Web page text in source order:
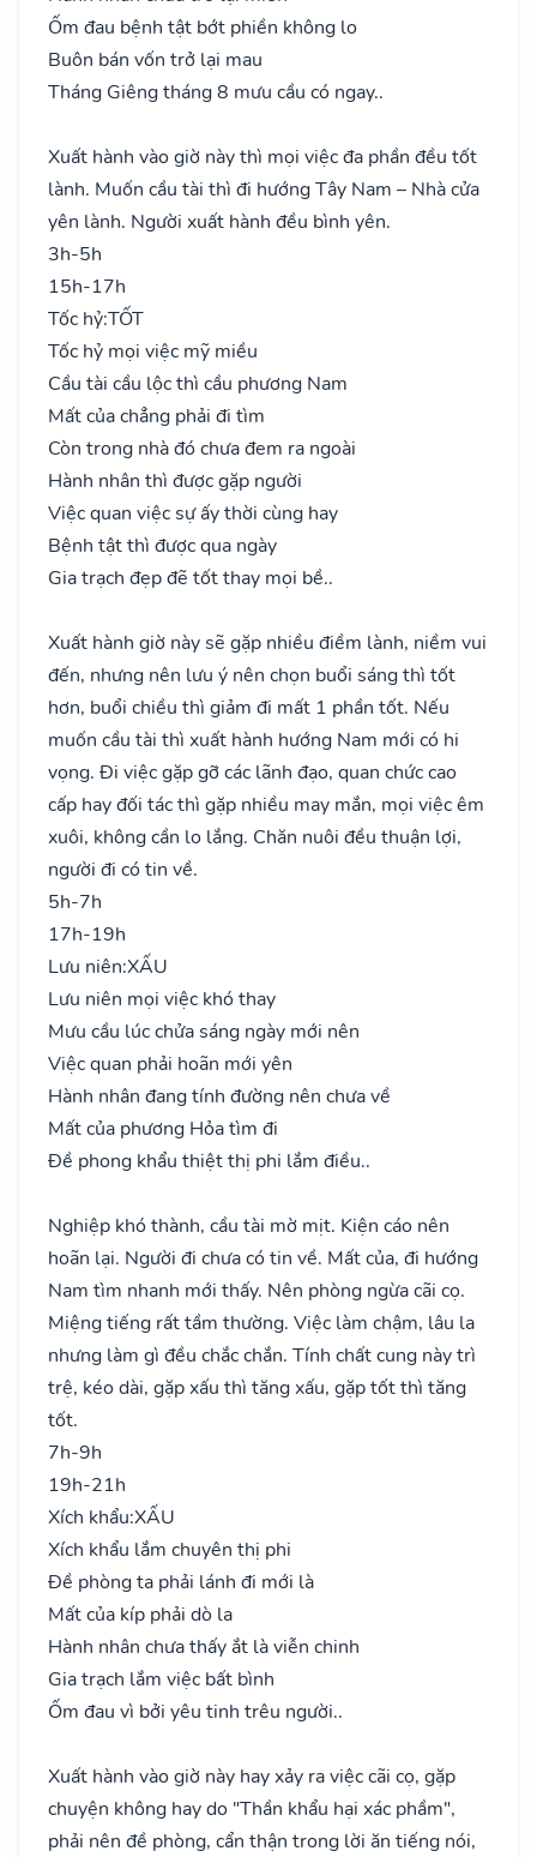
Ốm đau bệnh tật bớt phiền không lo
Buôn bán vốn trở lại mau
Tháng Giêng tháng 8 mưu cầu có ngay..
Xuất hành vào giờ này thì mọi việc đa phần đều tốt
lành. Muốn cầu tài thì đi hướng Tây Nam – Nhà cửa
yên lành. Người xuất hành đều bình yên.
3h-5h
15h-17h
Tốc hỷ:TỐT
Tốc hỷ mọi việc mỹ miều
Cầu tài cầu lộc thì cầu phương Nam
Mất của chẳng phải đi tìm
Còn trong nhà đó chưa đem ra ngoài
Hành nhân thì được gặp người
Việc quan việc sự ấy thời cùng hay
Bệnh tật thì được qua ngày
Gia trạch đẹp đẽ tốt thay mọi bề..
Xuất hành giờ này sẽ gặp nhiều điềm lành, niềm vui
đến, nhưng nên lưu ý nên chọn buổi sáng thì tốt
hơn, buổi chiều thì giảm đi mất 1 phần tốt. Nếu
muốn cầu tài thì xuất hành hướng Nam mới có hi
vọng. Đi việc gặp gỡ các lãnh đạo, quan chức cao
cấp hay đối tác thì gặp nhiều may mắn, mọi việc êm
xuôi, không cần lo lắng. Chăn nuôi đều thuận lợi,
người đi có tin về.
5h-7h
17h-19h
Lưu niên:XẤU
Lưu niên mọi việc khó thay
Mưu cầu lúc chửa sáng ngày mới nên
Việc quan phải hoãn mới yên
Hành nhân đang tính đường nên chưa về
Mất của phương Hỏa tìm đi
Đề phong khẩu thiệt thị phi lắm điều..
Nghiệp khó thành, cầu tài mờ mịt. Kiện cáo nên
hoãn lại. Người đi chưa có tin về. Mất của, đi hướng
Nam tìm nhanh mới thấy. Nên phòng ngừa cãi cọ.
Miệng tiếng rất tầm thường. Việc làm chậm, lâu la
nhưng làm gì đều chắc chắn. Tính chất cung này trì
trệ, kéo dài, gặp xấu thì tăng xấu, gặp tốt thì tăng
tốt.
7h-9h
19h-21h
Xích khẩu:XẤU
Xích khẩu lắm chuyên thị phi
Đề phòng ta phải lánh đi mới là
Mất của kíp phải dò la
Hành nhân chưa thấy ắt là viễn chinh
Gia trạch lắm việc bất bình
Ốm đau vì bởi yêu tinh trêu người..
Xuất hành vào giờ này hay xảy ra việc cãi cọ, gặp
chuyện không hay do "Thần khẩu hại xác phầm",
phải nên đề phòng, cẩn thận trong lời ăn tiếng nói,